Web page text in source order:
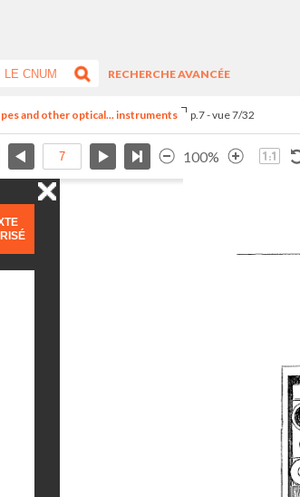
RECHERCHE AVANCÉE
and other optical... instruments p.7 - vue 7/32
100%